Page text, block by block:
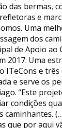
das bermas,
e
Uma
dos
de Apoio ao
2017. Uma
ITeCons e três
e serve os
“Este
condições
caminhantes.
que por aqui